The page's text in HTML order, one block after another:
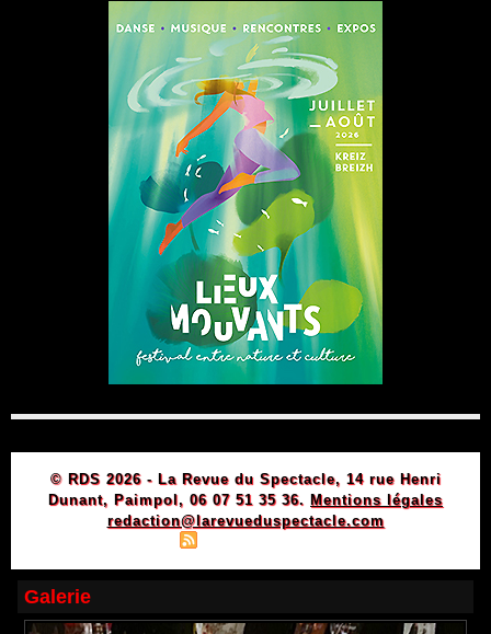
© RDS 2026 - La Revue du Spectacle, 14 rue Henri
Dunant, Paimpol, 06 07 51 35 36. Mentions légales
redaction@larevueduspectacle.com
Galerie